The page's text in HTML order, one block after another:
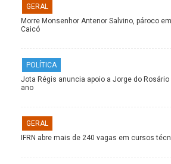
GERAL
Morre Monsenhor Antenor Salvino, pároco
Caicó
POLÍTICA
Jota Régis anuncia apoio a Jorge do
ano
GERAL
IFRN abre mais de 240 vagas em cursos